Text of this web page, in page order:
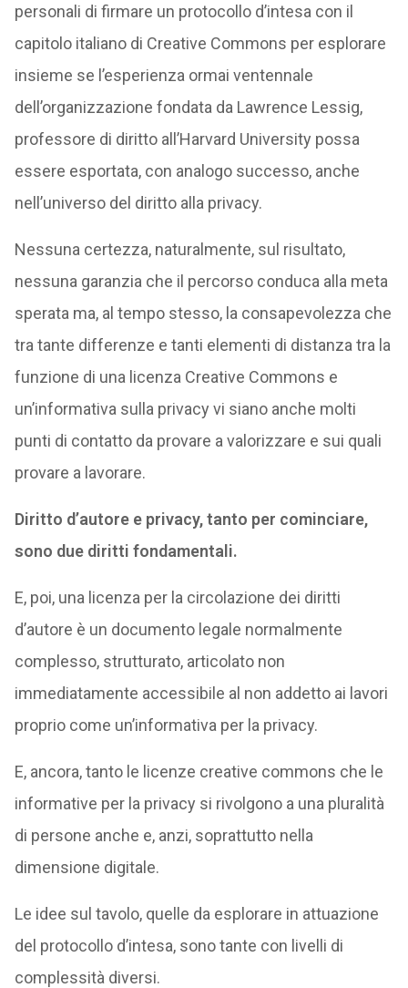
personali di firmare un protocollo d’intesa con il
capitolo italiano di Creative Commons per esplorare
insieme se l’esperienza ormai ventennale
dell’organizzazione fondata da Lawrence Lessig,
professore di diritto all’Harvard University possa
essere esportata, con analogo successo, anche
nell’universo del diritto alla privacy.
Nessuna certezza, naturalmente, sul risultato,
nessuna garanzia che il percorso conduca alla meta
sperata ma, al tempo stesso, la consapevolezza che
tra tante differenze e tanti elementi di distanza tra la
funzione di una licenza Creative Commons e
un’informativa sulla privacy vi siano anche molti
punti di contatto da provare a valorizzare e sui quali
provare a lavorare.
Diritto d’autore e privacy, tanto per cominciare,
sono due diritti fondamentali.
E, poi, una licenza per la circolazione dei diritti
d’autore è un documento legale normalmente
complesso, strutturato, articolato non
immediatamente accessibile al non addetto ai lavori
proprio come un’informativa per la privacy.
E, ancora, tanto le licenze creative commons che le
informative per la privacy si rivolgono a una pluralità
di persone anche e, anzi, soprattutto nella
dimensione digitale.
Le idee sul tavolo, quelle da esplorare in attuazione
del protocollo d’intesa, sono tante con livelli di
complessità diversi.